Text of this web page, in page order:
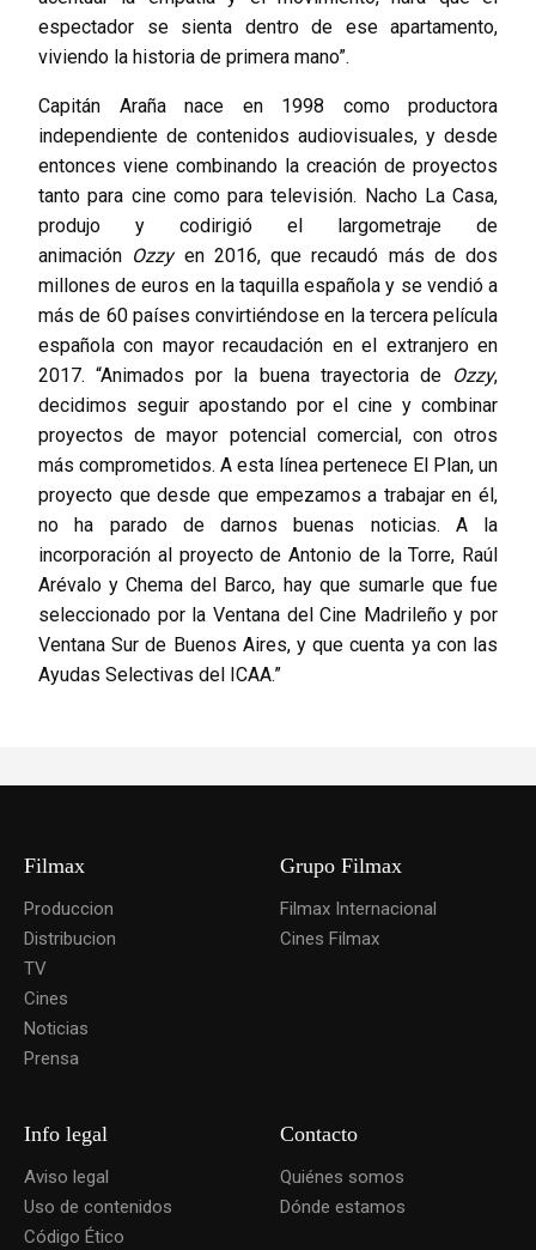
espectador se sienta dentro de ese apartamento,
viviendo la historia de primera mano”.
Capitán Araña nace en 1998 como productora
independiente de contenidos audiovisuales, y desde
entonces viene combinando la creación de proyectos
tanto para cine como para televisión. Nacho La Casa,
produjo y codirigió el largometraje de
animación Ozzyen 2016, que recaudó más de dos
millones de euros en la taquilla española y se vendió a
más de 60 países convirtiéndose en la tercera película
española con mayor recaudación en el extranjero en
2017. “Animados por la buena trayectoria de Ozzy,
decidimos seguir apostando por el cine y combinar
proyectos de mayor potencial comercial, con otros
más comprometidos. A esta línea pertenece El Plan, un
proyecto que desde que empezamos a trabajar en él,
no ha parado de darnos buenas noticias. A la
incorporación al proyecto de Antonio de la Torre, Raúl
Arévalo y Chema del Barco, hay que sumarle que fue
seleccionado por la Ventana del Cine Madrileño y por
Ventana Sur de Buenos Aires, y que cuenta ya con las
Ayudas Selectivas del ICAA.”
Filmax
Produccion
Distribucion
TV
Cines
Noticias
Prensa
Grupo Filmax
Filmax Internacional
Cines Filmax
Info legal
Aviso legal
Uso de contenidos
Código Ético
Contacto
Quiénes somos
Dónde estamos